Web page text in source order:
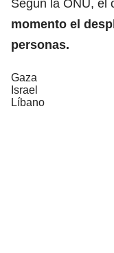
Según la ONU, el
momento el
personas.
Gaza
Israel
Líbano